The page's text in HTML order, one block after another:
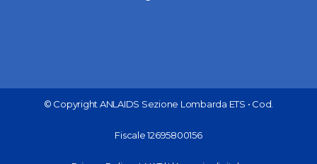
© Copyright ANLAIDS Sezione Lombarda ETS • Cod.
Fiscale 12695800156